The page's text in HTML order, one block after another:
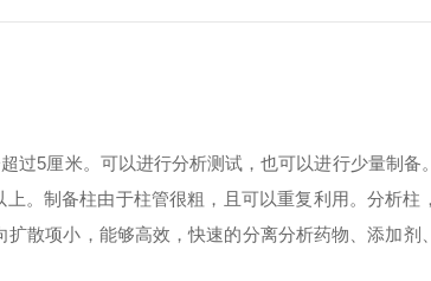
过5厘米。可以进行分析测试，也可以进行少量制备
。制备柱由于柱管很粗，且可以重复利用。分析柱
散项小，能够高效，快速的分离分析药物、添加剂